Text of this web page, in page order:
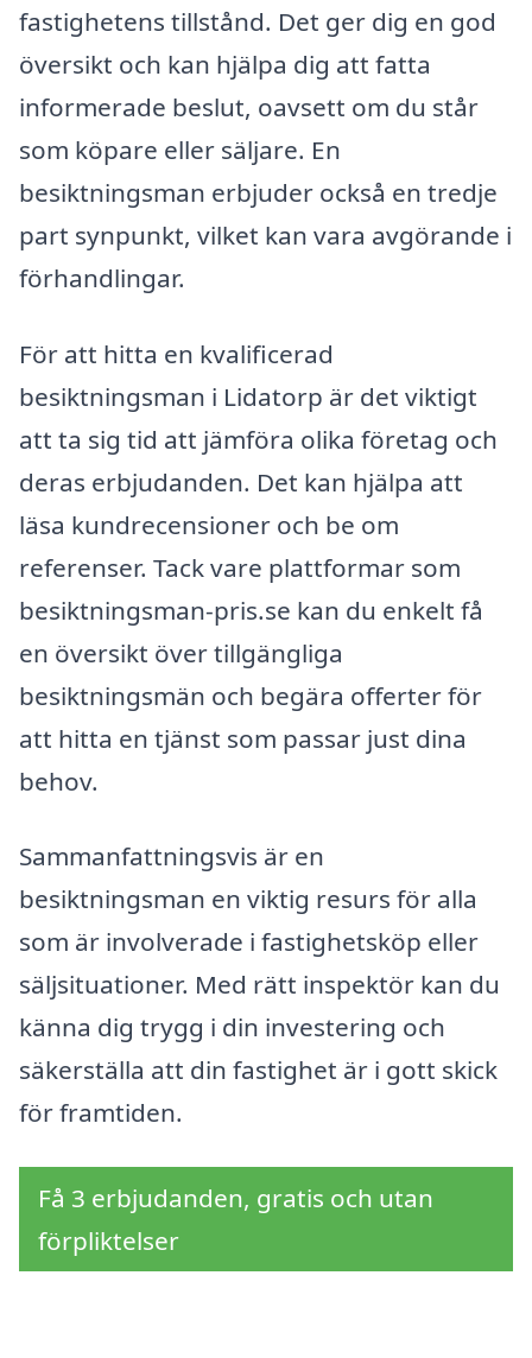
fastighetens tillstånd. Det ger dig en god
översikt och kan hjälpa dig att fatta
informerade beslut, oavsett om du står
som köpare eller säljare. En
besiktningsman erbjuder också en tredje
part synpunkt, vilket kan vara avgörande i
förhandlingar.
För att hitta en kvalificerad
besiktningsman i Lidatorp är det viktigt
att ta sig tid att jämföra olika företag och
deras erbjudanden. Det kan hjälpa att
läsa kundrecensioner och be om
referenser. Tack vare plattformar som
besiktningsman-pris.se kan du enkelt få
en översikt över tillgängliga
besiktningsmän och begära offerter för
att hitta en tjänst som passar just dina
behov.
Sammanfattningsvis är en
besiktningsman en viktig resurs för alla
som är involverade i fastighetsköp eller
säljsituationer. Med rätt inspektör kan du
känna dig trygg i din investering och
säkerställa att din fastighet är i gott skick
för framtiden.
Få 3 erbjudanden, gratis och utan
förpliktelser